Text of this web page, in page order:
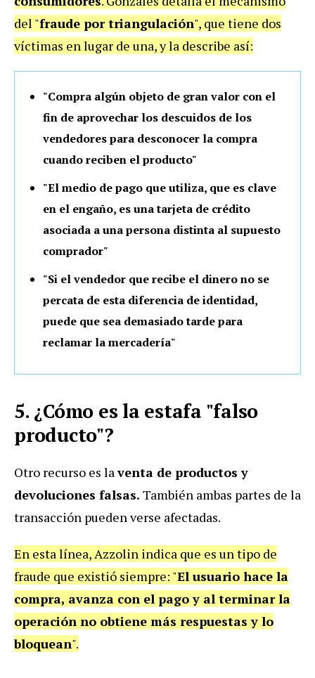
del "fraude por triangulación", que tiene dos
víctimas en lugar de una, y la describe así:
"Compra algún objeto de gran valor con el
fin de aprovechar los descuidos de los
vendedores para desconocer la compra
cuando reciben el producto"
"El medio de pago que utiliza, que es clave
en el engaño, es una tarjeta de crédito
asociada a una persona distinta al supuesto
comprador"
"Si el vendedor que recibe el dinero no se
percata de esta diferencia de identidad,
puede que sea demasiado tarde para
reclamar la mercadería"
5. ¿Cómo es la estafa "falso
producto"?
Otro recurso es laventa de productos y
devoluciones falsas. También ambas partes de la
transacción pueden verse afectadas.
En esta línea, Azzolin indica que es un tipo de
fraude que existió siempre: "El usuario hace la
compra, avanza con el pago y al terminar la
operación no obtiene más respuestas y lo
bloquean".